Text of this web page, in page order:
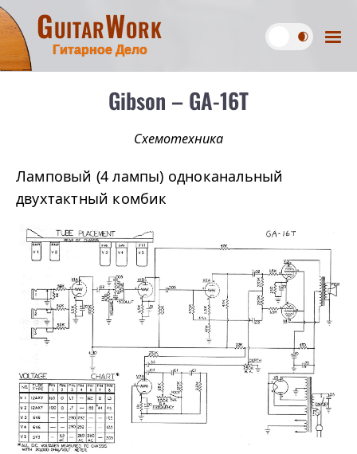
GuitarWork
Гитарное Дело
Gibson – GA-16T
Схемотехника
Ламповый (4 лампы) одноканальный
двухтактный комбик